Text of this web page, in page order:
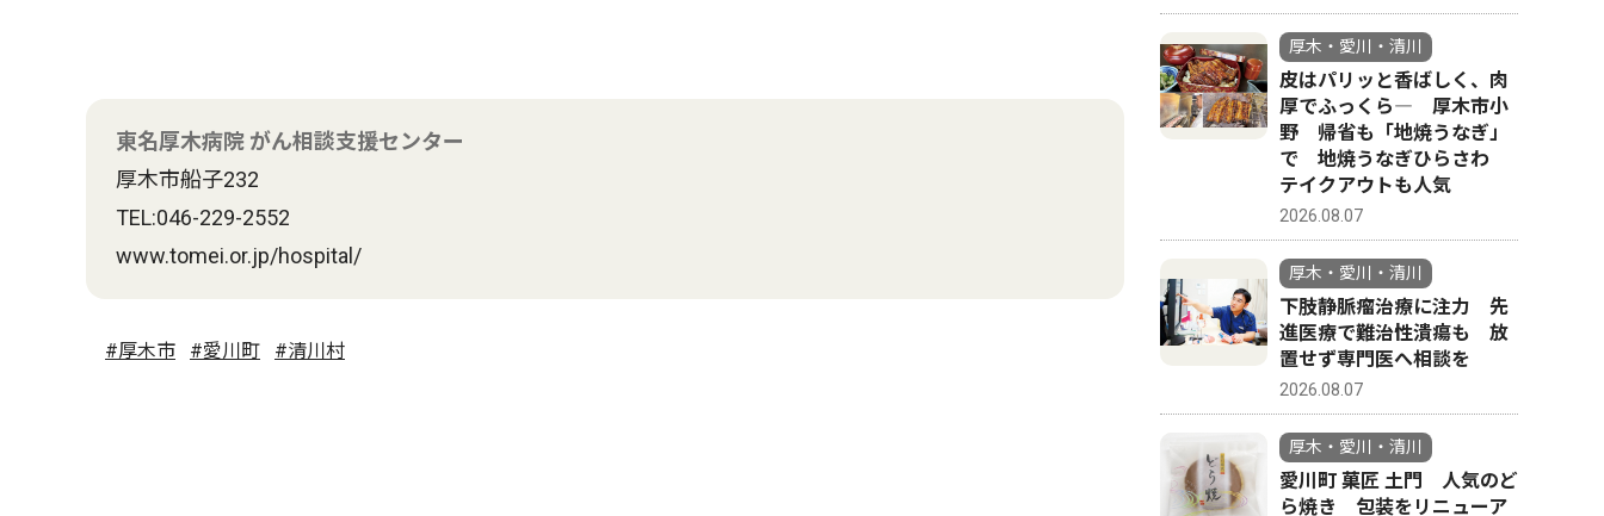
東名厚木病院 がん相談支援センター
厚木市船子232
TEL:046-229-2552
www.tomei.or.jp/hospital/
#厚木市 #愛川町 #清川村
厚木・愛川・清川
皮はパリッと香ばしく、肉
厚でふっくら― 厚木市小
野 帰省も「地焼うなぎ」
で 地焼うなぎひらさわ
テイクアウトも人気
2026.08.07
厚木・愛川・清川
下肢静脈瘤治療に注力 先
進医療で難治性潰瘍も 放
置せず専門医へ相談を
2026.08.07
厚木・愛川・清川
愛川町 菓匠 土門 人気のど
ら焼き 包装をリニューア